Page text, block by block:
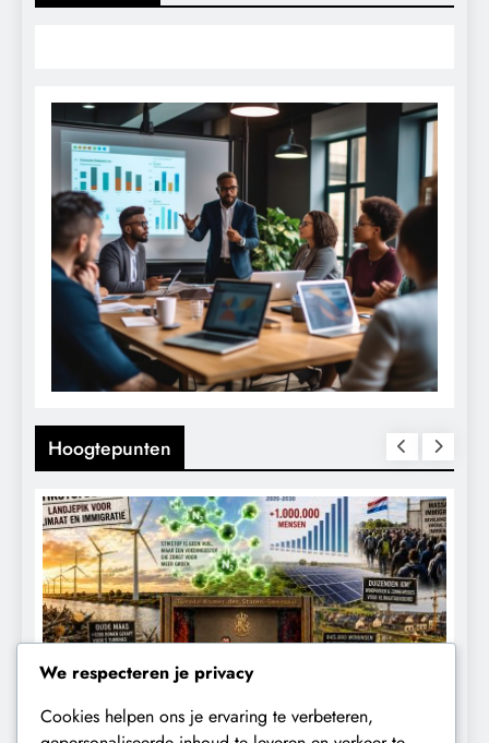
Hoogtepunten
CONTROLE GEOPOLITIEK
We respecteren je privacy
Cookies helpen ons je ervaring te verbeteren,